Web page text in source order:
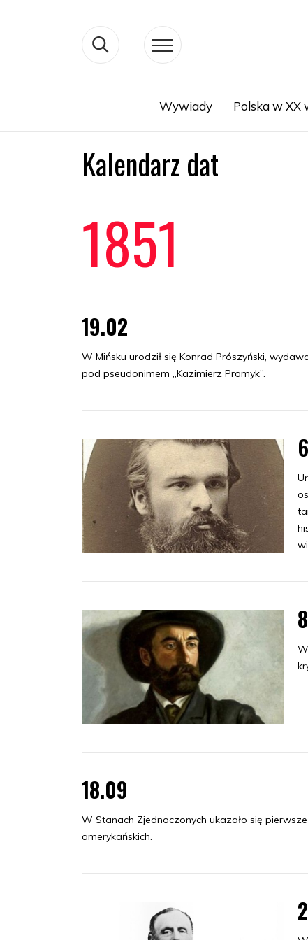
Wywiady Polska w XX
Kalendarz dat
1851
19.02
W Mińsku urodził się Konrad Prószyński,
pod pseudonimem „Kazimierz Promyk”.
18.09
W Stanach Zjednoczonych ukazało się
amerykańskich.